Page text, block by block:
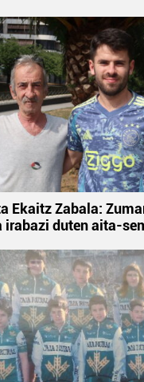
Ekaitz Zabala:
irabazi duten aita-